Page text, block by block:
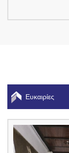
Ευκαιρίες